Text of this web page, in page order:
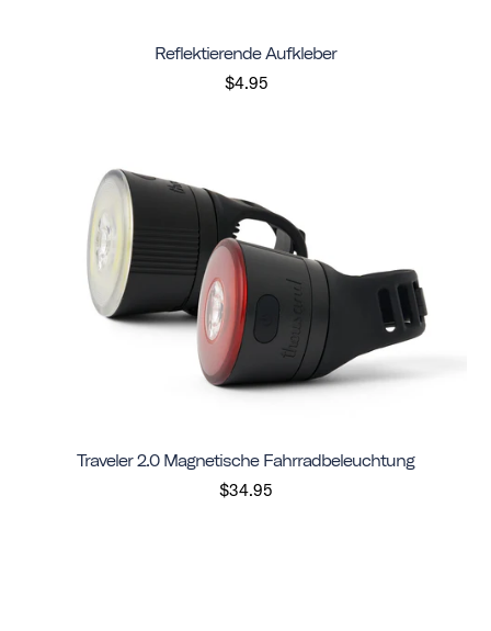
Reflektierende Aufkleber
$4.95
Traveler 2.0 Magnetische Fahrradbeleuchtung
$34.95